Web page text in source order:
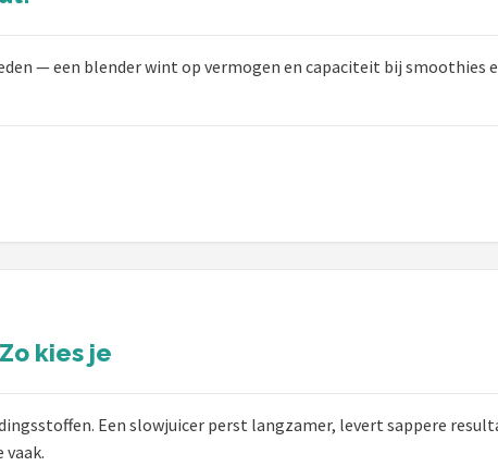
— een blender wint op vermogen en capaciteit bij smoothies
kies je
Een slowjuicer perst langzamer, levert sappere